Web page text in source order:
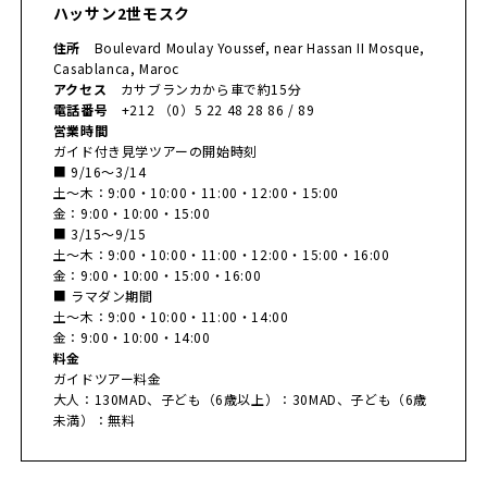
ハッサン2世モスク
住所 Boulevard Moulay Youssef, near Hassan II Mosque,
Casablanca, Maroc
アクセス カサブランカから車で約15分
電話番号 +212 （0）5 22 48 28 86 / 89
営業時間
ガイド付き見学ツアーの開始時刻
■ 9/16〜3/14
土〜木：9:00・10:00・11:00・12:00・15:00
金：9:00・10:00・15:00
■ 3/15〜9/15
土〜木：9:00・10:00・11:00・12:00・15:00・16:00
金：9:00・10:00・15:00・16:00
■ ラマダン期間
土〜木：9:00・10:00・11:00・14:00
金：9:00・10:00・14:00
料金
ガイドツアー料金
大人：130MAD、子ども（6歳以上）：30MAD、子ども（6歳
未満）：無料